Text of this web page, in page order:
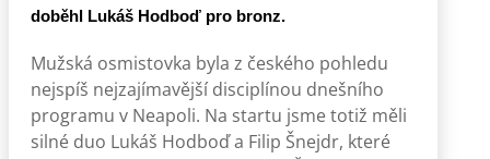
doběhl Lukáš Hodboď pro bronz.
Mužská osmistovka byla z českého pohledu
nejspíš nejzajímavější disciplínou dnešního
programu v Neapoli. Na startu jsme totiž měli
silné duo Lukáš Hodboď a Filip Šnejdr, které